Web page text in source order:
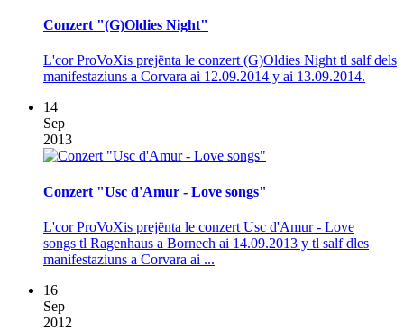
Conzert "(G)Oldies Night"
L'cor ProVoXis prejënta le conzert (G)Oldies Night tl salf dels
manifestaziuns a Corvara ai 12.09.2014 y ai 13.09.2014.
14
Sep
2013
Conzert "Usc d'Amur - Love songs"
L'cor ProVoXis prejënta le conzert Usc d'Amur - Love
songs tl Ragenhaus a Bornech ai 14.09.2013 y tl salf dles
manifestaziuns a Corvara ai ...
16
Sep
2012